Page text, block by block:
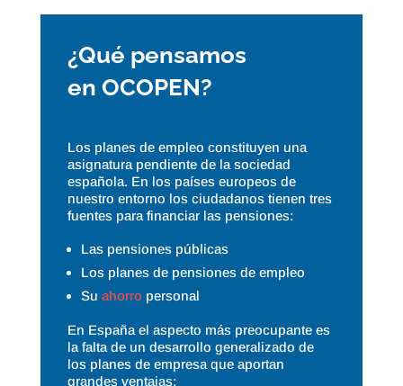
¿Qué pensamos
en OCOPEN?
Los planes de empleo constituyen una
asignatura pendiente de la sociedad
española. En los países europeos de
nuestro entorno los ciudadanos tienen tres
fuentes para financiar las pensiones:
Las pensiones públicas
Los planes de pensiones de empleo
Su ahorro personal
En España el aspecto más preocupante es
la falta de un desarrollo generalizado de
los planes de empresa que aportan
grandes ventajas: